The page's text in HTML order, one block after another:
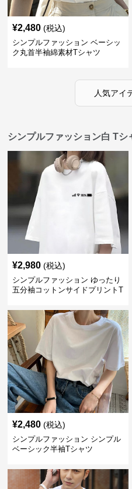
¥2,480 (税込)
シンプルファッション ベーシッ
ク丸首半袖綿素材Tシャツ
人気アイ
シンプルファッション白 Tシ
¥2,980 (税込)
シンプルファッション ゆったり
五分袖コットンサイドプリントT
¥2,480 (税込)
シンプルファッション シンプル
ベーシック半袖Tシャツ